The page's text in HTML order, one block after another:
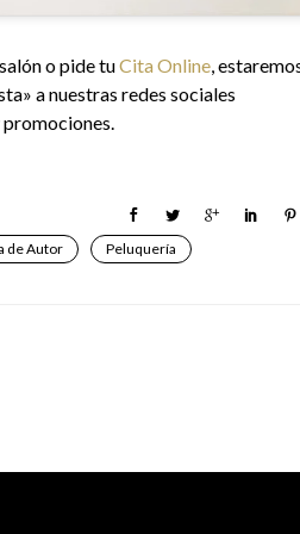
o pide tuCita Online,
a nuestras redes sociales
promociones.
de Autor
Peluquería